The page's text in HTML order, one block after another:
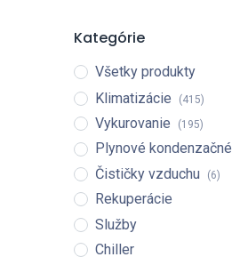
Kategórie
Všetky produkty
Klimatizácie
(415)
Vykurovanie (195)
Plynové
Čističky vzduchu
(6)
Rekuperácie
Služby
Chiller